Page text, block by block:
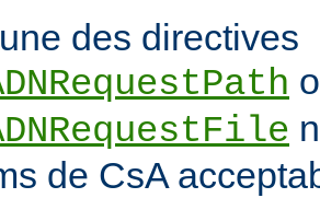
des directives
de CsA